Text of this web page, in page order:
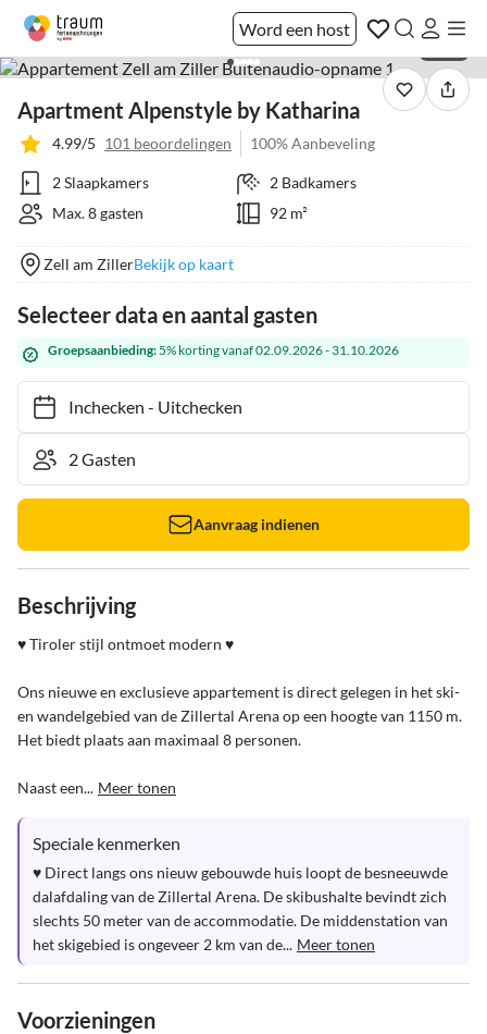
Word een host
Apartment Alpenstyle by Katharina
4.99/5 101 beoordelingen 100% Aanbeveling
2 Slaapkamers
2 Badkamers
Max. 8 gasten
92 m²
Zell am ZillerBekijk op kaart
Selecteer data en aantal gasten
Groepsaanbieding:5% korting vanaf 02.09.2026 - 31.10.2026
Inchecken- Uitchecken
Aanvraag indienen
Beschrijving
♥ Tiroler stijl ontmoet modern ♥
Ons nieuwe en exclusieve appartement is direct gelegen in het ski-
en wandelgebied van de Zillertal Arena op een hoogte van 1150 m.
Het biedt plaats aan maximaal 8 personen.
Naast een... Meer tonen
Speciale kenmerken
♥ Direct langs ons nieuw gebouwde huis loopt de besneeuwde
dalafdaling van de Zillertal Arena. De skibushalte bevindt zich
slechts 50 meter van de accommodatie. De middenstation van
het skigebied is ongeveer 2 km van de... Meer tonen
Voorzieningen